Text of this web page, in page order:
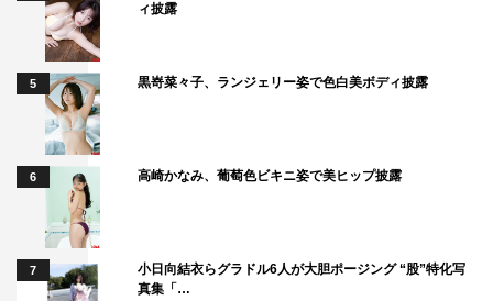
ィ披露
5 黒嵜菜々子、ランジェリー姿で色白美ボディ披露
6 高崎かなみ、葡萄色ビキニ姿で美ヒップ披露
7
小日向結衣らグラドル6人が大胆ポージング “股”特化写
真集「…